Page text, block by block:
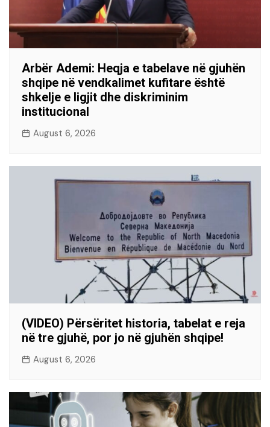
Arbër Ademi: Heqja e tabelave në gjuhën
shqipe në vendkalimet kufitare është
shkelje e ligjit dhe diskriminim
institucional
August 6, 2026
(VIDEO) Përsëritet historia, tabelat e reja
në tre gjuhë, por jo në gjuhën shqipe!
August 6, 2026